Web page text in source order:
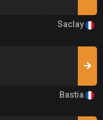
Saclay
Bastia